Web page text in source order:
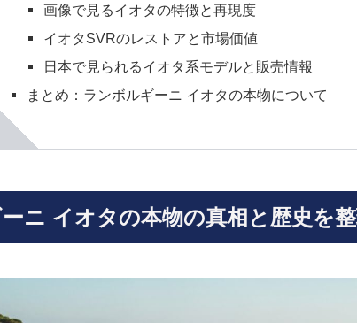
画像で見るイオタの特徴と再現度
イオタSVRのレストアと市場価値
日本で見られるイオタ系モデルと販売情報
まとめ：ランボルギーニ イオタの本物について
ニ イオタの本物の真相と歴史を